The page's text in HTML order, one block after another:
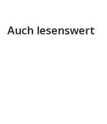
Auch lesenswert